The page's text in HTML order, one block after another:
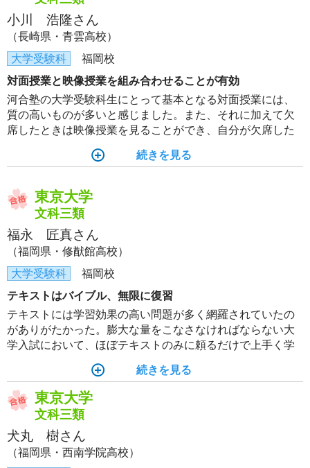
小川 浩隆さん
（長崎県・青雲高校）
大学受験科
福岡校
対面授業と映像授業を組み合わせることが有効
河合塾の大学受験科生にとって基本となる対面授業には、
質の高いものが多いと感じました。また、それに加えて欠
席したときは映像授業を見ることができ、自分が欠席した
は、特に地歴や理科基礎・情報の映像を何度も見返すこと
続きを見る
東京大学
文科三類
福永 匠真さん
（福岡県・修猷館高校）
大学受験科
福岡校
テキストはバイブル、無限に復習
テキストには学習効果の高い問題が多く網羅されていたの
がありがたかった。膨大な量をこなさなければならない大
学入試において、ほぼテキストのみに頼るだけで上手く学
テキストに準拠し、復習を何度も行うことが、何より大事
だったと思う。
続きを見る
東京大学
文科三類
犬丸 樹さん
（福岡県・西南学院高校）